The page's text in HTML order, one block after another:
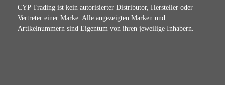
CYP Trading ist kein autorisierter Distributor, Hersteller oder
Vertreter einer Marke. Alle angezeigten Marken und
Artikelnummern sind Eigentum von ihren jeweilige Inhabern.